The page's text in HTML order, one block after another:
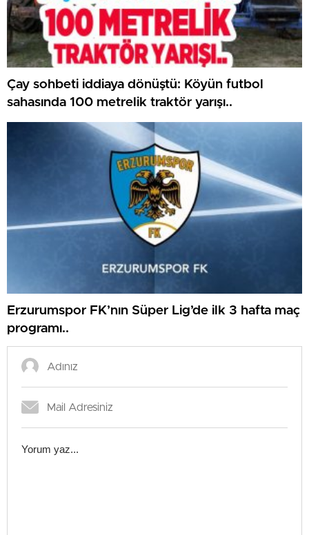
Çay sohbeti iddiaya dönüştü: Köyün futbol
sahasında 100 metrelik traktör yarışı..
Erzurumspor FK’nın Süper Lig’de ilk 3 hafta maç
programı..